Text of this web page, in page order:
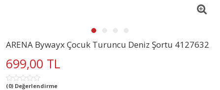
ARENA Bywayx Çocuk Turuncu Deniz Şortu 4127632
699,00 TL
(0) Değerlendirme